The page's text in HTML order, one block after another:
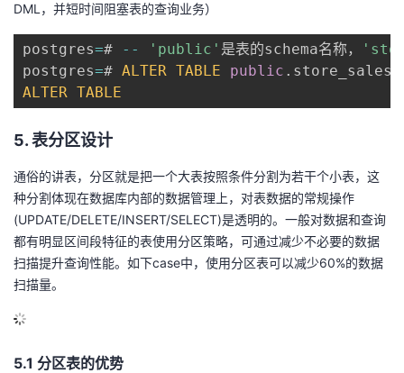
DML，并短时间阻塞表的查询业务）
postgres=# -- 'public' 是表的schema名称，
postgres=# ALTER TABLE public . store_sales
ALTER TABLE
5. 表分区设计
通俗的讲表，分区就是把一个大表按照条件分割为若干个小表，这
种分割体现在数据库内部的数据管理上，对表数据的常规操作
(UPDATE/DELETE/INSERT/SELECT)是透明的。一般对数据和查询
都有明显区间段特征的表使用分区策略，可通过减少不必要的数据
扫描提升查询性能。如下case中，使用分区表可以减少60%的数据
扫描量。
5.1 分区表的优势